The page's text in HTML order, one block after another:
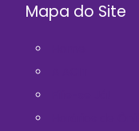
Mapa do Site